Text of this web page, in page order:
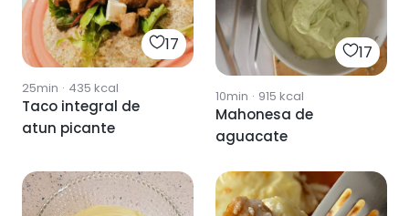
17
25min · 435 kcal
Taco integral de
atun picante
17
10min · 915 kcal
Mahonesa de
aguacate